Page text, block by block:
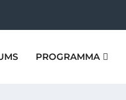
PROGRAMMA